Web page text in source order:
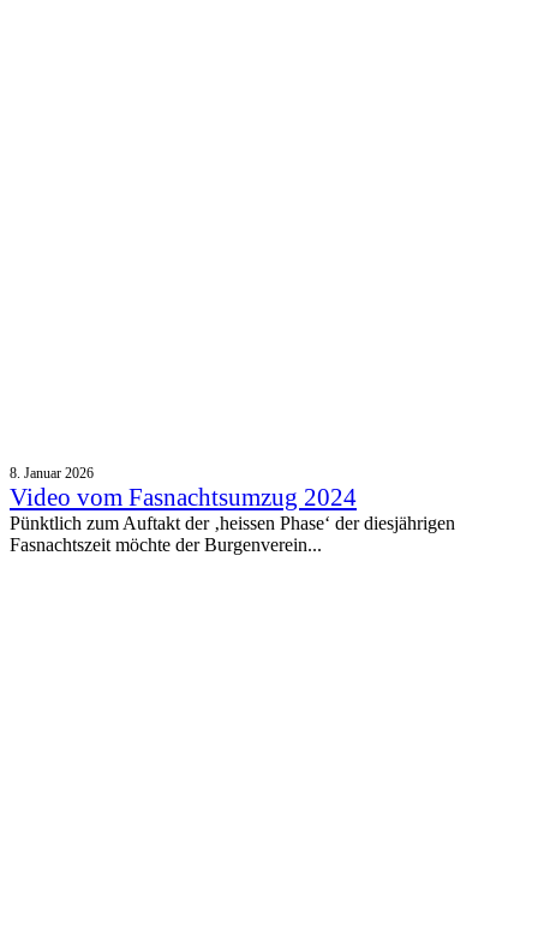
8. Januar 2026
Video vom Fasnachtsumzug 2024
Pünktlich zum Auftakt der ‚heissen Phase‘ der diesjährigen
Fasnachtszeit möchte der Burgenverein...